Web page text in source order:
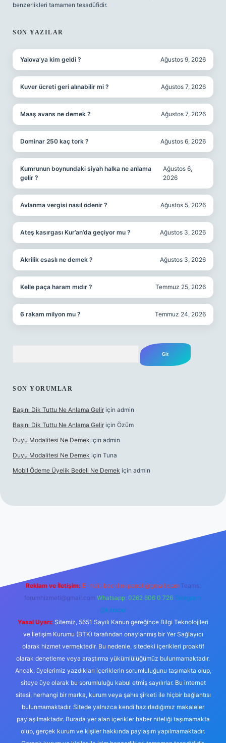
benzerlikleri tamamen tesadüfidir.
SON YAZILAR
Yalova’ya kim geldi ? Ağustos 9, 2026
Kuver ücreti geri alınabilir mi ? Ağustos 7, 2026
Maaş avans ne demek ? Ağustos 7, 2026
Dominar 250 kaç tork ? Ağustos 6, 2026
Kumrunun boynundaki siyah halka ne anlama
gelir ?
Ağustos 6,
2026
Avlanma vergisi nasıl ödenir ? Ağustos 5, 2026
Ateş kasırgası Kur’an’da geçiyor mu ? Ağustos 3, 2026
Akrilik esaslı ne demek ? Ağustos 3, 2026
Kelle paça haram mıdır ? Temmuz 25, 2026
6 rakam milyon mu ? Temmuz 24, 2026
SON YORUMLAR
Başını Dik Tuttu Ne Anlama Gelir için admin
Başını Dik Tuttu Ne Anlama Gelir için Özüm
Duyu Modalitesi Ne Demek için admin
Duyu Modalitesi Ne Demek için Tuna
Mobil Ödeme Üyelik Bedeli Ne Demek için admin
Reklam ve İletişim: E-mail: backlinkpaneli@gmail.com Teams:
forumhizmeti@gmail.com Whatsapp: 0262 606 0 726 Telegram:
@karabul
Yasal Uyarı: Sitemiz, 5651 Sayılı Kanun gereğince Bilgi Teknolojileri
ve İletişim Kurumu (BTK) tarafından onaylanmış bir Yer Sağlayıcı
olarak hizmet vermektedir. Bu nedenle, sitedeki içerikleri proaktif
olarak denetleme veya araştırma yükümlülüğümüz bulunmamaktadır.
Ancak, üyelerimiz yazdıkları içeriklerin sorumluluğunu taşımakta olup,
siteye üye olarak bu sorumluluğu kabul etmiş sayılırlar. Bu internet
sitesi, herhangi bir marka, kurum veya şahıs şirketi ile hiçbir bağlantısı
bulunmamaktadır. Sitede yalnızca kendi hazırladığımız makaleler
paylaşılmaktadır. Burada yer alan içerikler haber niteliği taşımamakta
olup, gerçek kurum ve kişiler hakkında paylaşım yapılmamaktadır.